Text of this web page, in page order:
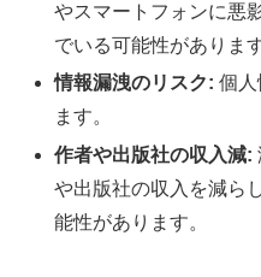
やスマートフォンに悪
でいる可能性があります
情報漏洩のリスク: 個人
ます。
作者や出版社の収入減:
や出版社の収入を減ら
能性があります。